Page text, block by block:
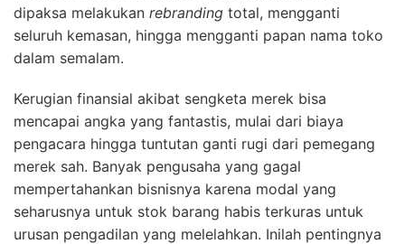
dipaksa melakukan rebranding total, mengganti
seluruh kemasan, hingga mengganti papan nama toko
dalam semalam.
Kerugian finansial akibat sengketa merek bisa
mencapai angka yang fantastis, mulai dari biaya
pengacara hingga tuntutan ganti rugi dari pemegang
merek sah. Banyak pengusaha yang gagal
mempertahankan bisnisnya karena modal yang
seharusnya untuk stok barang habis terkuras untuk
urusan pengadilan yang melelahkan. Inilah pentingnya